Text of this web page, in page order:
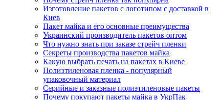
Изготовление пакетов с логотипом с доставкой в
Киев
Пакет майка и его основные преимущества
Украинский производитель пакетов оптом
Что нужно знать при заказе стрейч пленки
Секреты производства пакетов майка
Какую выбрать печать на пакетах в Киеве
Полиэтиленовая пленка - популярный
упаковочный материал
Серийные и заказные полиэтиленовые пакеты
Почему покупают пакеты майка в УкрПак